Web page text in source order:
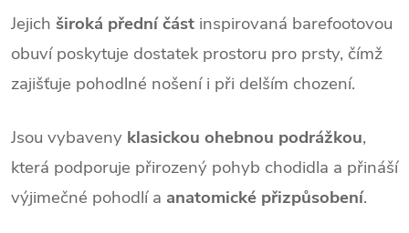
Jejich široká přední část inspirovaná barefootovou
obuví poskytuje dostatek prostoru pro prsty, čímž
zajišťuje pohodlné nošení i při delším chození.
Jsou vybaveny klasickou ohebnou podrážkou,
která podporuje přirozený pohyb chodidla a přináší
výjimečné pohodlí a anatomické přizpůsobení.